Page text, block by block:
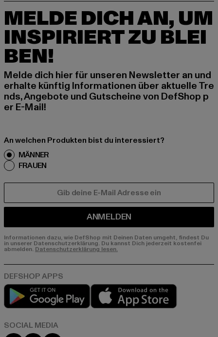
MELDE DICH AN, UM
INSPIRIERT ZU BLEI
BEN!
Melde dich hier für unseren Newsletter an und
erhalte künftig Informationen über aktuelle Tre
nds, Angebote und Gutscheine von DefShop p
er E-Mail!
An welchen Produkten bist du interessiert?
MÄNNER
FRAUEN
ANMELDEN
Informationen dazu, wie DefShop mit Deinen Daten umgeht, findest Du
in unserer Datenschutzerklärung. Du kannst Dich jederzeit kostenfei
abmelden. Datenschutzerklärung lesen.
Play market